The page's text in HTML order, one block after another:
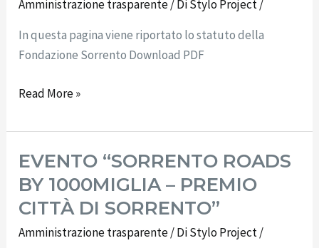
Amministrazione trasparente/ DiStylo Project/
In questa pagina viene riportato lo statuto della
Fondazione Sorrento Download PDF
Read More »
EVENTO “SORRENTO ROADS
BY 1000MIGLIA – PREMIO
CITTÀ DI SORRENTO”
Amministrazione trasparente/ DiStylo Project/
EVENTO
“SORRENTO
ROADS
BY
1000MIGLIA